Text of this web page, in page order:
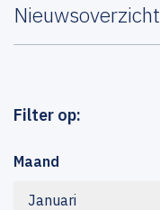
Nieuwsoverzicht
Filter op:
Maand
Januari